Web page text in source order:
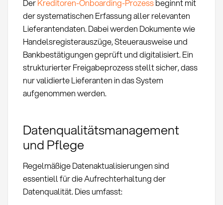
Der Kreditoren-Onboarding-Prozessbeginnt mit
der systematischen Erfassung aller relevanten
Lieferantendaten. Dabei werden Dokumente wie
Handelsregisterauszüge, Steuerausweise und
Bankbestätigungen geprüft und digitalisiert. Ein
strukturierter Freigabeprozess stellt sicher, dass
nur validierte Lieferanten in das System
aufgenommen werden.
Datenqualitätsmanagement
und Pflege
Regelmäßige Datenaktualisierungen sind
essentiell für die Aufrechterhaltung der
Datenqualität. Dies umfasst: